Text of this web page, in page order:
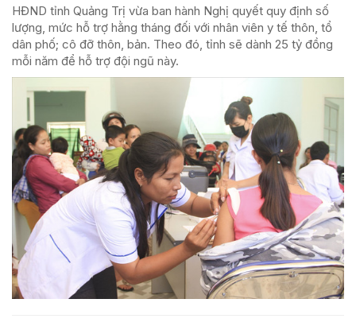
HĐND tỉnh Quảng Trị vừa ban hành Nghị quyết quy định số
lượng, mức hỗ trợ hằng tháng đối với nhân viên y tế thôn, tổ
dân phố; cô đỡ thôn, bản. Theo đó, tỉnh sẽ dành 25 tỷ đồng
mỗi năm để hỗ trợ đội ngũ này.